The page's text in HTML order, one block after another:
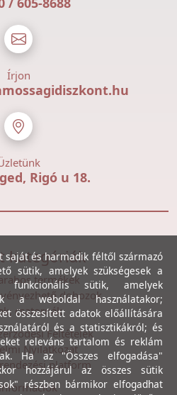
Írjon
Rigó u 18.
kategóriák
termékek
dobozok
csatornák
Feltételek
Nyilatkozat
platform
saját és harmadik féltől származó
sütik, amelyek szükségesek a
funkcionális sütik, amelyek
a weboldal használatakor;
összesített adatok előállítására
és a statisztikákról; és
releváns tartalom és reklám
Ha az "Összes elfogadása"
hozzájárul az összes sütik
részben bármikor elfogadhat